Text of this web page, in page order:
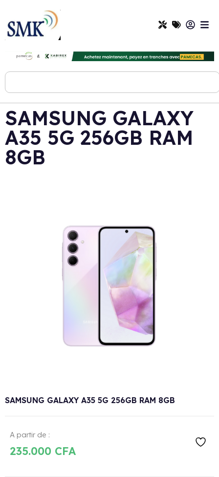
SAMSUNG GALAXY
A35 5G 256GB RAM
8GB
SAMSUNG GALAXY A35 5G 256GB RAM 8GB
A partir de :
235.000 CFA